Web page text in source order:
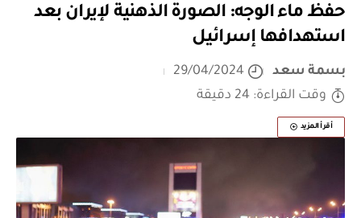
حفظ ماء الوجه: الصورة الذهنية لإيران بعد
استهدافها إسرائيل
بسمة سعد
29/04/2024
وقت القراءة: 24 دقيقة
أقرأ المزيد